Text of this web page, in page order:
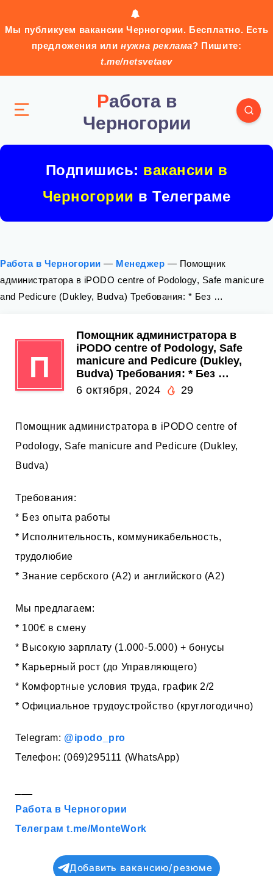
Мы публикуем вакансии Черногории. Бесплатно. Есть
предложения илинужна реклама? Пишите:
t.me/netsvetaev
Работа в
Черногории
Подпишись: вакансии в
Черногории в Телеграме
Работа в Черногории — Менеджер — Помощник
администратора в iPODO centre of Podology, Safe manicure
and Pedicure (Dukley, Budva) Требования: * Без …
П
Помощник администратора в
iPODO centre of Podology, Safe
manicure and Pedicure (Dukley,
Budva) Требования: * Без …
6 октября, 2024
29
Помощник администратора в iPODO centre of
Podology, Safe manicure and Pedicure (Dukley,
Budva)
Требования:
* Без опыта работы
* Исполнительность, коммуникабельность,
трудолюбие
* Знание сербского (А2) и английского (А2)
Мы предлагаем:
* 100€ в смену
* Высокую зарплату (1.000-5.000) + бонусы
* Карьерный рост (до Управляющего)
* Комфортные условия труда, график 2/2
* Официальное трудоустройство (круглогодично)
Telegram: @ipodo_pro
Телефон: (069)295111 (WhatsApp)
Работа в Черногории
Телеграм t.me/MonteWork
Добавить вакансию/резюме